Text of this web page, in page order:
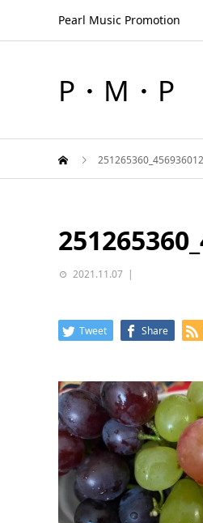
Pearl Music Promotion
P・M・P
2021.11.07
Tweet Share